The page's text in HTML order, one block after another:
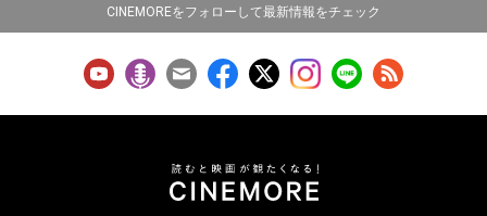
CINEMOREをフォローして最新情報をチェック